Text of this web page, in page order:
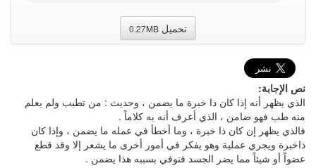
تحميل 0.27MB
نص الإجابة:
الذي يظهر أنه إذا كان ذا خبرة ما يضمن ، وحديث : من تطبب ولم يعلم
منه طب فهو ضامن ، الذي أعرف أنه به كلاماً .
فالذي يظهر إن كان ذا خبرة ، وما أخطأ في عمله ما يضمن ، وإذا كان
ذاخبرة ويجري عملية وهو يفكر في أمور أخرى ما يشعر إلا وقد قطع
عضواً أو شيئاً مما يضر الجسد فتوفي بسببه هذا يضمن .